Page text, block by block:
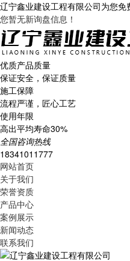
辽宁鑫业建设工程有限公司为您免
您暂无新询盘信息！
优质产品质量
保证安全，保证质量
施工保障
流程严谨，匠心工艺
使用年限
高出平均寿命30%
全国咨询热线
18341011777
网站首页
关于我们
荣誉资质
产品中心
案例展示
新闻动态
联系我们